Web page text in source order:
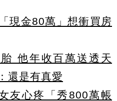
現金80萬」想衝買房
他年收百萬送透天
還是有真愛
友心疼「秀800萬帳